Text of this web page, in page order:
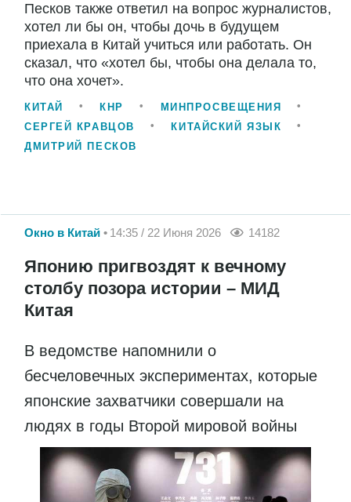
Песков также ответил на вопрос журналистов,
хотел ли бы он, чтобы дочь в будущем
приехала в Китай учиться или работать. Он
сказал, что «хотел бы, чтобы она делала то,
что она хочет».
КИТАЙ КНР
МИНПРОСВЕЩЕНИЯ
СЕРГЕЙ КРАВЦОВ
КИТАЙСКИЙ ЯЗЫК
ДМИТРИЙ ПЕСКОВ
Окно в Китай 14:35 / 22 Июня 2026 14182
Японию пригвоздят к вечному
столбу позора истории – МИД
Китая
В ведомстве напомнили о
бесчеловечных экспериментах, которые
японские захватчики совершали на
людях в годы Второй мировой войны